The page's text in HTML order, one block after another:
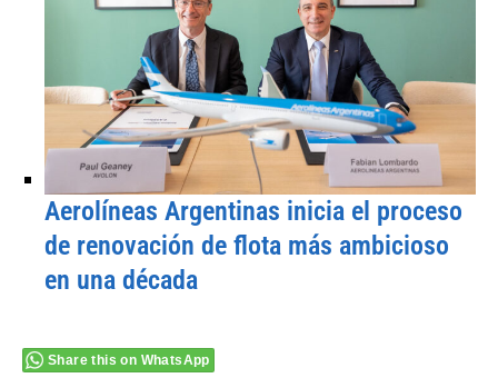
Aerolíneas Argentinas inicia el proceso
de renovación de flota más ambicioso
en una década
Share this on WhatsApp